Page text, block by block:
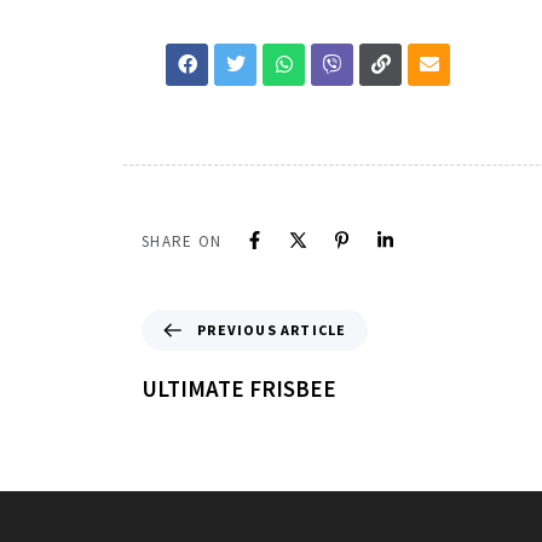
SHARE ON
PREVIOUS ARTICLE
ULTIMATE FRISBEE